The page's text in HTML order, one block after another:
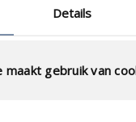
Details
maakt gebruik van